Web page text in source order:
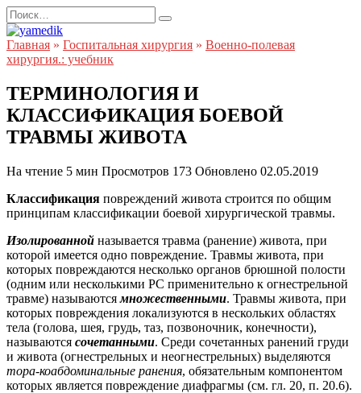
Перейти
к
содержанию
Search
for:
Главная » Госпитальная хирургия » Военно-полевая
хирургия.: учебник
ТЕРМИНОЛОГИЯ И
КЛАССИФИКАЦИЯ БОЕВОЙ
ТРАВМЫ ЖИВОТА
На чтение 5 мин Просмотров 173 Обновлено 02.05.2019
Классификация повреждений живота строится по общим
принципам классификации боевой хирургической травмы.
Изолированной называется травма (ранение) живота, при
которой имеется одно повреждение. Травмы живота, при
которых повреждаются несколько органов брюшной полости
(одним или несколькими РС применительно к огнестрельной
травме) называютсямножественными. Травмы живота, при
которых повреждения локализуются в нескольких областях
тела (голова, шея, грудь, таз, позвоночник, конечности),
называются сочетанными. Среди сочетанных ранений груди
и живота (огнестрельных и неогнестрельных) выделяются
тора-коабдоминальные ранения, обязательным компонентом
которых является повреждение диафрагмы (см. гл. 20, п. 20.6).